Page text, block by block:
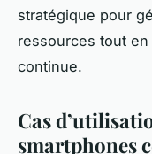
stratégique pour
ressources tout
continue.
Cas
smartphones